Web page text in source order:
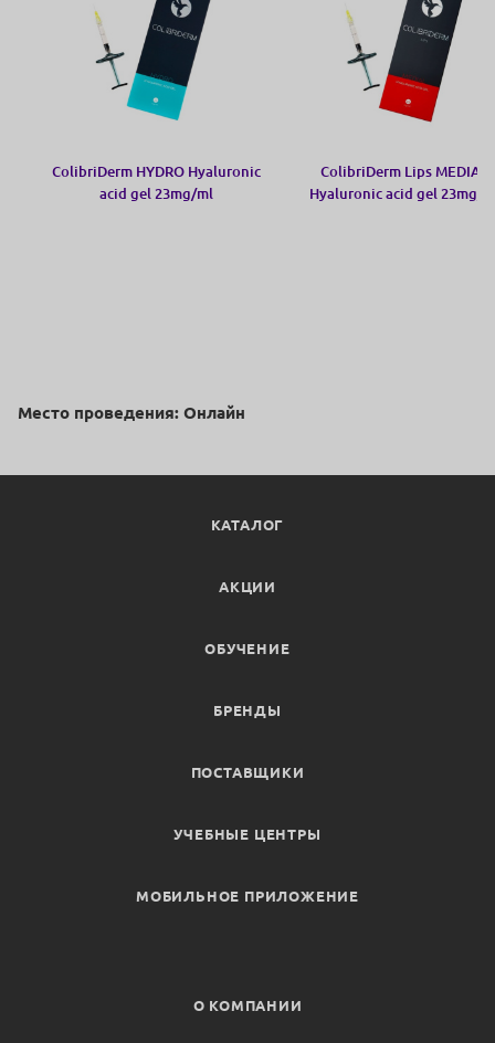
ColibriDerm HYDRO Hyaluronic
acid gel 23mg/ml
ColibriDerm Lips MEDIAL
Hyaluronic acid gel 23mg/
Место проведения: Онлайн
КАТАЛОГ
АКЦИИ
ОБУЧЕНИЕ
БРЕНДЫ
ПОСТАВЩИКИ
УЧЕБНЫЕ ЦЕНТРЫ
МОБИЛЬНОЕ ПРИЛОЖЕНИЕ
О КОМПАНИИ